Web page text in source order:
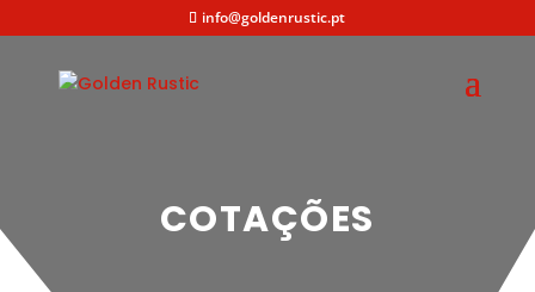
info@goldenrustic.pt
COTAÇÕES